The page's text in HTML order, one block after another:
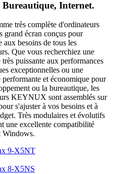
Bureautique, Internet.
très complète d'ordinateurs
grand écran conçus pour
aux besoins de tous les
Que vous recherchiez une
très puissante aux performances
exceptionnelles ou une
performante et économique pour
ou la bureautique, les
KEYNUX sont assemblés sur
s'ajuster à vos besoins et à
Très modulaires et évolutifs
une excellente compatibilité
Windows.
9-X5NT
8-X5NS